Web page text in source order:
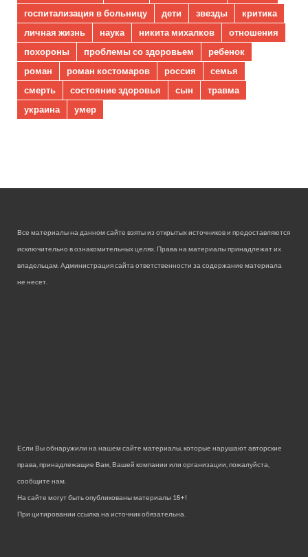
госпитализация в больницу
дети звезды
критика
личная жизнь
наука никита михалков
отношения
похороны
проблемы со здоровьем
ребенок
роман
роман костомаров россия
семья
смерть
состояние здоровья сын
травма
украина
умер
Все материалы на данном сайте взяты из открытых источников и предоставляются
исключительно в ознакомительных целях. Права на материалы принадлежат их
владельцам. Администрация сайта ответственности за содержание материала
не несет.
Если Вы обнаружили на нашем сайте материалы, которые нарушают авторские
права, принадлежащие Вам, Вашей компании или организации, пожалуйста,
сообщите нам.
На сайте могут быть опубликованы материалы 18+!
При цитировании ссылка на источник обязательна.